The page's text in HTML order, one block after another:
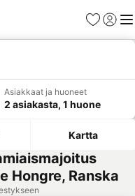
Suosikit
Asiakkaat ja huoneet
2 asiakasta, 1 huone
Kartta
Hongre, Ranska